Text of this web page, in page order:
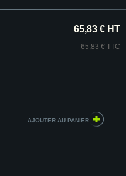
65,83 € HT
65,83 € TTC